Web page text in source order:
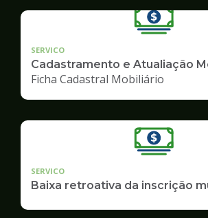
SERVICO
Cadastramento e Atualiação
Ficha Cadastral Mobiliário
SERVICO
Baixa retroativa da inscrição